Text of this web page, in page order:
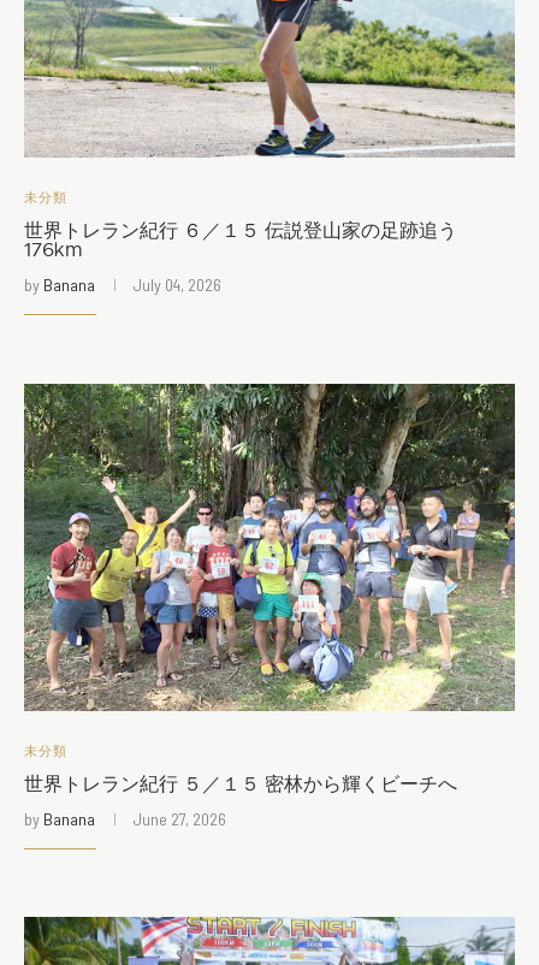
未分類
世界トレラン紀行 ６／１５ 伝説登山家の足跡追う
176km
by Banana July 04, 2026
未分類
世界トレラン紀行 ５／１５ 密林から輝くビーチへ
by Banana June 27, 2026